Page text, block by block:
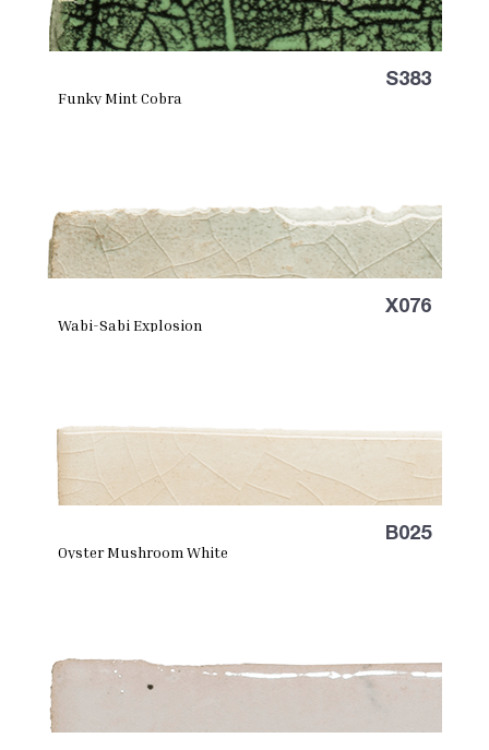
S383
Funky Mint Cobra
X076
Wabi-Sabi Explosion
B025
Oyster Mushroom White